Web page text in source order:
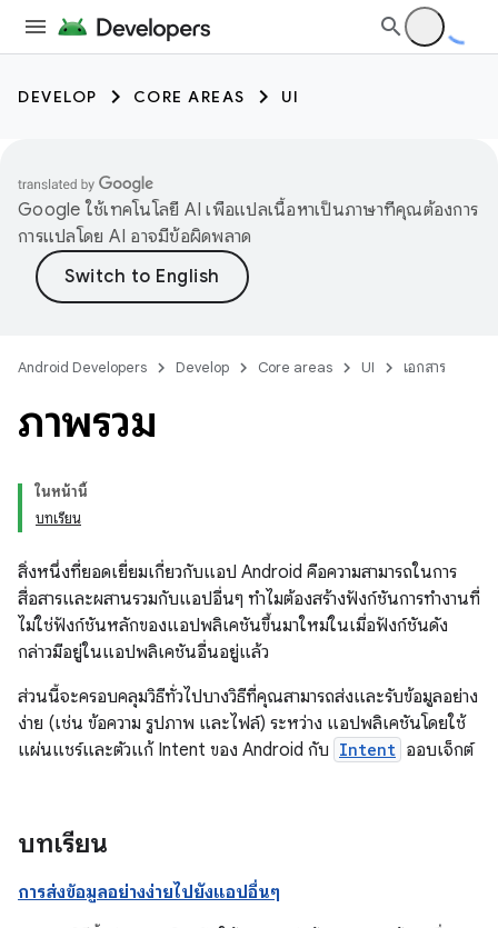
DEVELOP CORE AREAS UI
Google ใช้เทคโนโลยี AI เพื่อแปลเนื้อหาเป็นภาษาที่คุณต้องการ
การแปลโดย AI อาจมีข้อผิดพลาด
Android Developers Develop Core areas UI เอกสาร
ภาพรวม
ในหน้านี้
บทเรียน
สิ่งหนึ่งที่ยอดเยี่ยมเกี่ยวกับแอป Android คือความสามารถในการ
สื่อสารและผสานรวมกับแอปอื่นๆ ทำไมต้องสร้างฟังก์ชันการทำงานที่
ไม่ใช่ฟังก์ชันหลักของแอปพลิเคชันขึ้นมาใหม่ในเมื่อฟังก์ชันดัง
กล่าวมีอยู่ในแอปพลิเคชันอื่นอยู่แล้ว
ส่วนนี้จะครอบคลุมวิธีทั่วไปบางวิธีที่คุณสามารถส่งและรับข้อมูลอย่าง
ง่าย (เช่น ข้อความ รูปภาพ และไฟล์) ระหว่าง แอปพลิเคชันโดยใช้
แผ่นแชร์และตัวแก้ Intent ของ Android กับ Intent ออบเจ็กต์
บทเรียน
การส่งข้อมูลอย่างง่ายไปยังแอปอื่นๆ